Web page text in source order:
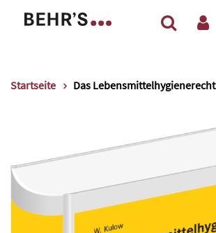
Startseite Das Lebensmittelhygienerecht